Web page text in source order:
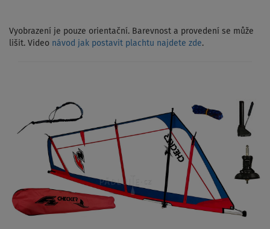
Vyobrazení je pouze orientační. Barevnost a provedení se může
lišit. Video návod jak postavit plachtu najdete zde.